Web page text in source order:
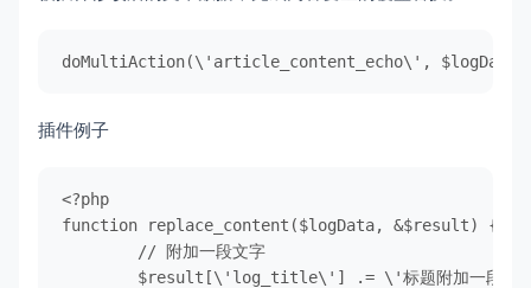
doMultiAction(\'article_content_echo\', $logData,
插件例子
<?php
function replace_content($logData, &$result) {
        // 附加一段文字
$result[\'log_title\'] .= \'标题附加一段文